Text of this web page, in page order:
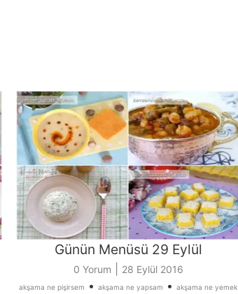
Günün Menüsü 29 Eylül
0 Yorum 28 Eylül 2016
akşama ne pişirsem • akşama ne yapsam • akşama ne yemek